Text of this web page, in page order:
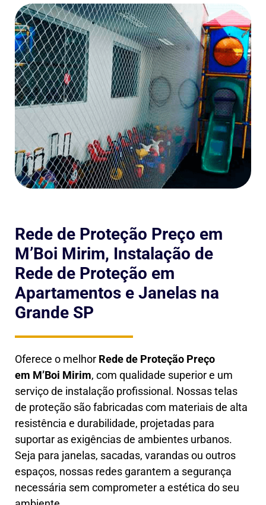
Rede de Proteção Preço em
M’Boi Mirim, Instalação de
Rede de Proteção em
Apartamentos e Janelas na
Grande SP
Oferece o melhor Rede de Proteção Preço
em M’Boi Mirim, com qualidade superior e um
serviço de instalação profissional. Nossas telas
de proteção são fabricadas com materiais de alta
resistência e durabilidade, projetadas para
suportar as exigências de ambientes urbanos.
Seja para janelas, sacadas, varandas ou outros
espaços, nossas redes garantem a segurança
necessária sem comprometer a estética do seu